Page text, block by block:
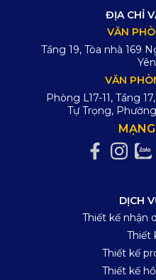
ĐỊA CHỈ
VĂN
Tầng 19, Tòa nhà 169
VĂN
Phòng L17-11, Tầng
Tự Trọng,
DỊCH
Thiết kế nhận
Thiết
Thiết kế
Thiết kế